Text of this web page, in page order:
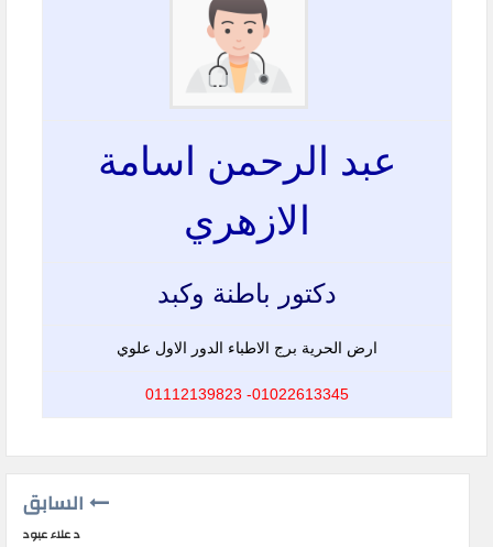
عبد الرحمن اسامة
الازهري
دكتور باطنة وكبد
ارض الحرية برج الاطباء الدور الاول علوي
01022613345- 01112139823
السابق
د علاء عبود